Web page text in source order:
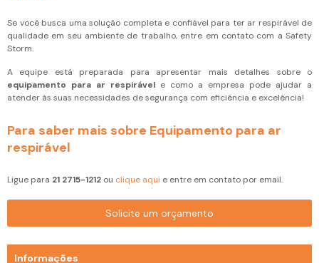
Se você busca uma solução completa e confiável para ter ar respirável de
qualidade em seu ambiente de trabalho, entre em contato com a Safety
Storm.
A equipe está preparada para apresentar mais detalhes sobre o
equipamento para ar respirável e como a empresa pode ajudar a
atender às suas necessidades de segurança com eficiência e excelência!
Para saber mais sobre Equipamento para ar
respirável
Ligue para 21 2715-1212 ou clique aqui e entre em contato por email.
Solicite um orçamento
Informações